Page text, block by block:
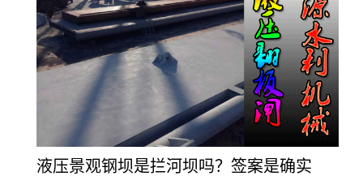
液压景观钢坝是拦河坝吗？签案是确实